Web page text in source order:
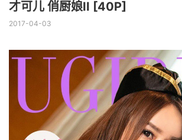
才可儿 俏厨娘II [40P]
2017-04-03